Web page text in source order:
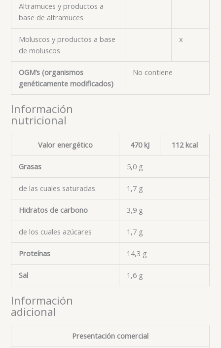
Altramuces y productos a
base de altramuces
Moluscos y productos a base
de moluscos
x
OGM’s (organismos
genéticamente modificados)
No contiene
Información
nutricional
Valor energético 470 kJ 112 kcal
Grasas 5,0 g
de las cuales saturadas 1,7 g
Hidratos de carbono 3,9 g
de los cuales azúcares 1,7 g
Proteínas 14,3 g
Sal 1,6 g
Información
adicional
Presentación comercial